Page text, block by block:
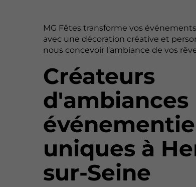
MG Fêtes transforme vos
avec une décoration créative et
nous concevoir l'ambiance de vos
Créateurs
d'ambiances
uniques à
sur-Seine